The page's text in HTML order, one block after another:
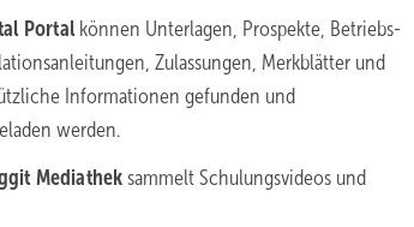
Portal können Unterlagen, Prospekte, Betriebs-
Zulassungen, Merkblätter und
Informationen gefunden und
werden.
Mediathek sammelt Schulungsvideos und